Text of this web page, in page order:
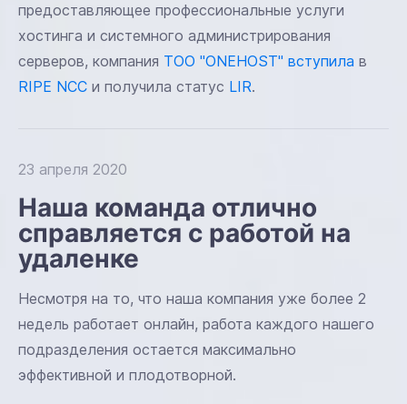
предоставляющее профессиональные услуги
хостинга и системного администрирования
серверов, компания ТОО "ONEHOST" вступила в
RIPE NCC и получила статус LIR.
23 апреля 2020
Наша команда отлично
справляется с работой на
удаленке
Несмотря на то, что наша компания уже более 2
недель работает онлайн, работа каждого нашего
подразделения остается максимально
эффективной и плодотворной.